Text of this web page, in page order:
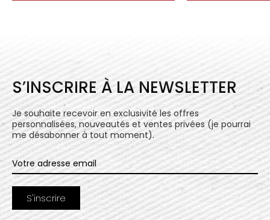
S’INSCRIRE À LA NEWSLETTER
Je souhaite recevoir en exclusivité les offres
personnalisées, nouveautés et ventes privées (je pourrai
me désabonner à tout moment).